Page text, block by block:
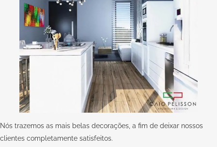
Nós trazemos as mais belas decorações, a fim de deixar nossos
clientes completamente satisfeitos.